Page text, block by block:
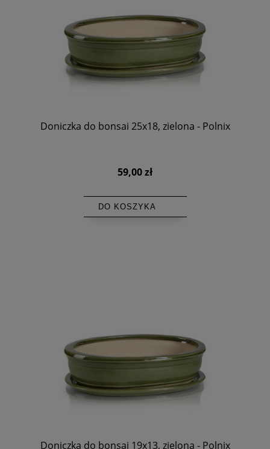
Doniczka do bonsai 25x18, zielona - Polnix
59,00 zł
DO KOSZYKA
Doniczka do bonsai 19x13, zielona - Polnix